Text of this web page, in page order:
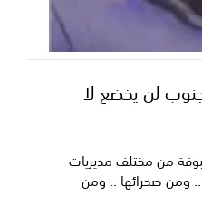
لن يخضع لا
من مختلف مديريات
ومن صحرائها .. ومن